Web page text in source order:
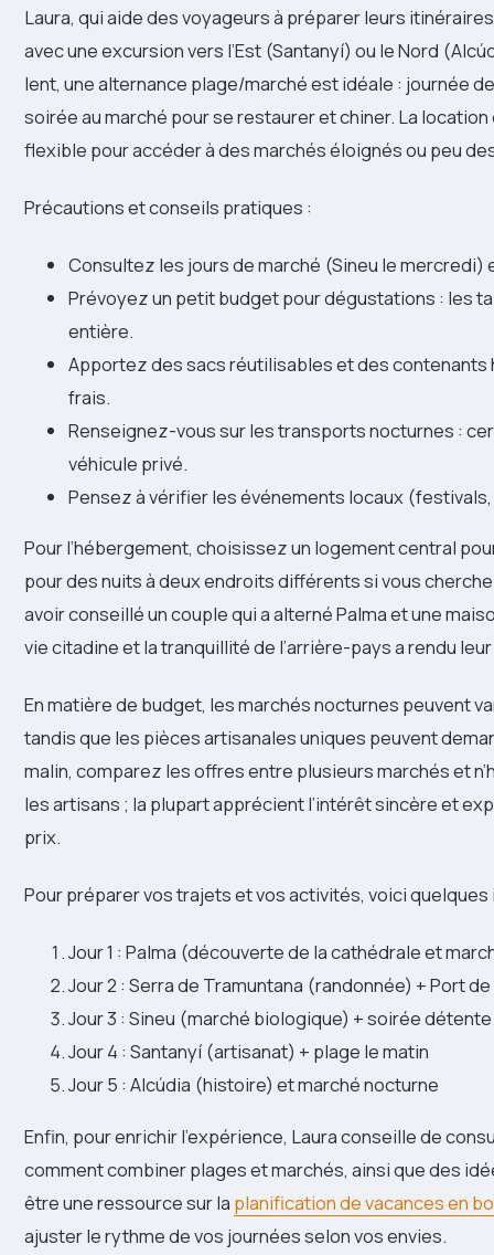
Laura, qui aide des voyageurs à préparer leurs
avec une excursion vers l’Est (Santanyí) ou le Nord
lent, une alternance plage/marché est idéale : journée
soirée au marché pour se restaurer et chiner. La
flexible pour accéder à des marchés éloignés ou peu
Précautions et conseils pratiques :
Consultez les jours de marché (Sineu le
Prévoyez un petit budget pour dégustations : les
entière.
Apportez des sacs réutilisables et des
frais.
Renseignez-vous sur les transports nocturnes :
véhicule privé.
Pensez à vérifier les événements locaux
Pour l’hébergement, choisissez un logement central
pour des nuits à deux endroits différents si vous
avoir conseillé un couple qui a alterné Palma et une
vie citadine et la tranquillité de l’arrière-pays a rendu
En matière de budget, les marchés nocturnes peuvent
tandis que les pièces artisanales uniques peuvent
malin, comparez les offres entre plusieurs marchés et
les artisans ; la plupart apprécient l’intérêt sincère et
prix.
Pour préparer vos trajets et vos activités, voici quelques
Jour 1 : Palma (découverte de la cathédrale et
Jour 2 : Serra de Tramuntana (randonnée) + Port
Jour 3 : Sineu (marché biologique) + soirée
Jour 4 : Santanyí (artisanat) + plage le matin
Jour 5 : Alcúdia (histoire) et marché nocturne
Enfin, pour enrichir l’expérience, Laura conseille de
comment combiner plages et marchés, ainsi que des
être une ressource sur la planification de vacances en
ajuster le rythme de vos journées selon vos envies.